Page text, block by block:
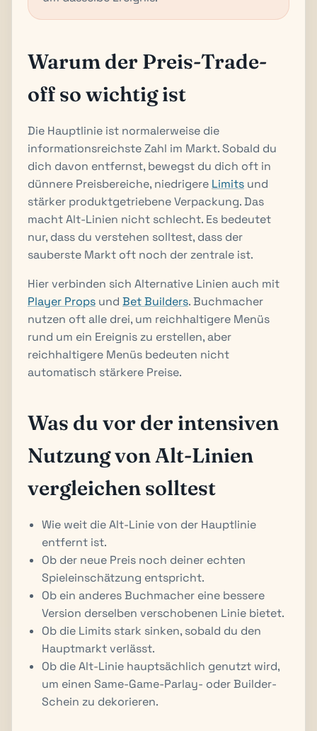
Warum der Preis-Trade-
off so wichtig ist
Die Hauptlinie ist normalerweise die
informationsreichste Zahl im Markt. Sobald du
dich davon entfernst, bewegst du dich oft in
dünnere Preisbereiche, niedrigere Limits und
stärker produktgetriebene Verpackung. Das
macht Alt-Linien nicht schlecht. Es bedeutet
nur, dass du verstehen solltest, dass der
sauberste Markt oft noch der zentrale ist.
Hier verbinden sich Alternative Linien auch mit
Player Props und Bet Builders. Buchmacher
nutzen oft alle drei, um reichhaltigere Menüs
rund um ein Ereignis zu erstellen, aber
reichhaltigere Menüs bedeuten nicht
automatisch stärkere Preise.
Was du vor der intensiven
Nutzung von Alt-Linien
vergleichen solltest
Wie weit die Alt-Linie von der Hauptlinie
entfernt ist.
Ob der neue Preis noch deiner echten
Spieleinschätzung entspricht.
Ob ein anderes Buchmacher eine bessere
Version derselben verschobenen Linie bietet.
Ob die Limits stark sinken, sobald du den
Hauptmarkt verlässt.
Ob die Alt-Linie hauptsächlich genutzt wird,
um einen Same-Game-Parlay- oder Builder-
Schein zu dekorieren.